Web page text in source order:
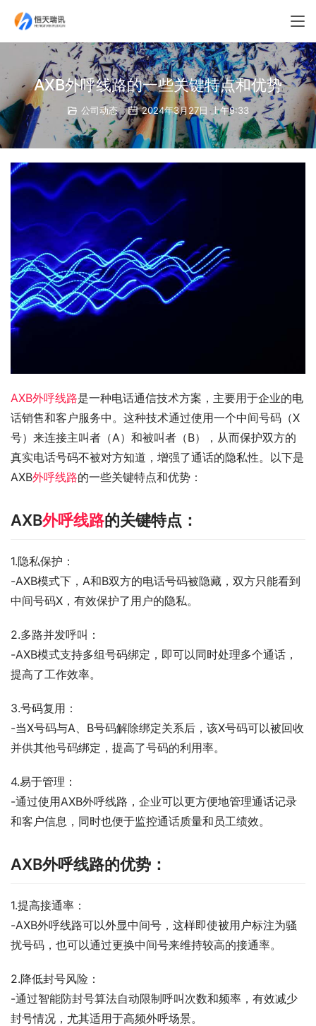
AXB外呼线路的一些关键特点和优势
公司动态 2024年3月27日 上午9:33
AXB外呼线路是一种电话通信技术方案，主要用于企业的电
话销售和客户服务中。这种技术通过使用一个中间号码（X
号）来连接主叫者（A）和被叫者（B），从而保护双方的
真实电话号码不被对方知道，增强了通话的隐私性。以下是
AXB外呼线路的一些关键特点和优势：
AXB外呼线路的关键特点：
1.隐私保护：
-AXB模式下，A和B双方的电话号码被隐藏，双方只能看到
中间号码X，有效保护了用户的隐私。
2.多路并发呼叫：
-AXB模式支持多组号码绑定，即可以同时处理多个通话，
提高了工作效率。
3.号码复用：
-当X号码与A、B号码解除绑定关系后，该X号码可以被回收
并供其他号码绑定，提高了号码的利用率。
4.易于管理：
-通过使用AXB外呼线路，企业可以更方便地管理通话记录
和客户信息，同时也便于监控通话质量和员工绩效。
AXB外呼线路的优势：
1.提高接通率：
-AXB外呼线路可以外显中间号，这样即使被用户标注为骚
扰号码，也可以通过更换中间号来维持较高的接通率。
2.降低封号风险：
-通过智能防封号算法自动限制呼叫次数和频率，有效减少
封号情况，尤其适用于高频外呼场景。